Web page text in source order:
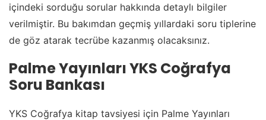
içindeki sorduğu sorular hakkında detaylı bilgiler
verilmiştir. Bu bakımdan geçmiş yıllardaki soru tiplerine
de göz atarak tecrübe kazanmış olacaksınız.
Palme Yayınları YKS Coğrafya
Soru Bankası
YKS Coğrafya kitap tavsiyesi için Palme Yayınları